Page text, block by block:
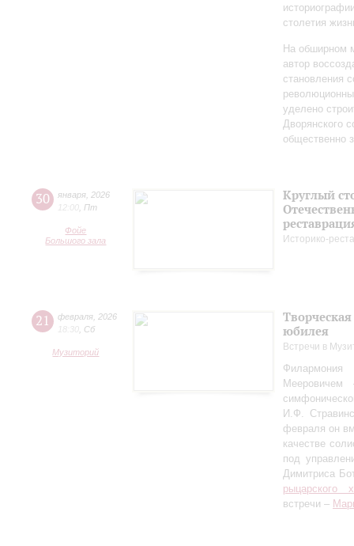
столетия
На обширном
автор
становления
уделено
Дворянского
общественно
30 января 2026
12:00 Пт
Фойе
Большого зала
Круглый
Историко-
21 февраля 2026
18:30 Сб
Музиторий
юбилея
Встречи в
Мееровичем
И.Ф.
февраля он
качестве
под
Димитриса
рыцарского
встречи –